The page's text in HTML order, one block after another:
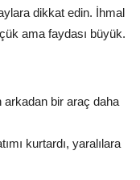
dikkat edin. İhmal
ama faydası büyük.
arkadan bir araç daha
kurtardı, yaralılara